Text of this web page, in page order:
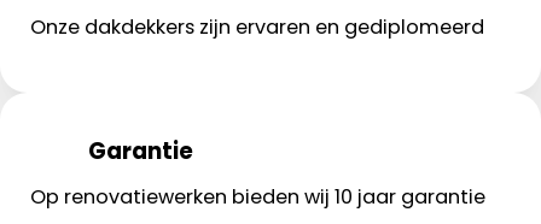
Onze dakdekkers zijn ervaren en gediplomeerd
Garantie
Op renovatiewerken bieden wij 10 jaar garantie